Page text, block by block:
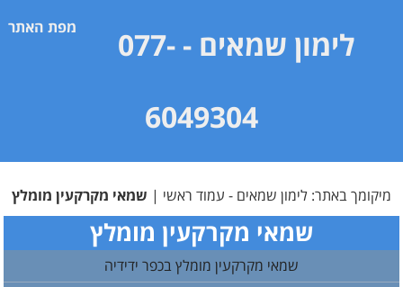
מפת האתר לימון שמאים
- 077-
6049304
מיקומך באתר: לימון שמאים - עמוד ראשי | שמאי מקרקעין מומלץ
שמאי מקרקעין מומלץ
שמאי מקרקעין מומלץ בכפר ידידיה